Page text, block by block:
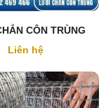
CÔN TRÙNG
Liên hệ